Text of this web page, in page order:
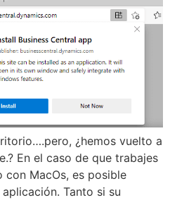
¿hemos vuelto a
En el caso de que trabajes
con MacOs, es posible
Tanto si su